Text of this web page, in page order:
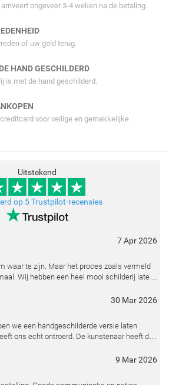
ongeveer 3-4 weken na de betaling.
of uw geld terug.
HAND GESCHILDERD
is met de hand geschilderd.
voor veilige en gemakkelijke
Uitstekend
op 5 Trustpilot-recensies
7 Apr 2026
waar te zijn. Maar het proces zoals vermeld
Wij hebben een heel mooi schilderij laten
30 Mar 2026
we een handgeschilderde versie laten
ons echt ontroerd. De kunstenaar heeft de
9 Mar 2026